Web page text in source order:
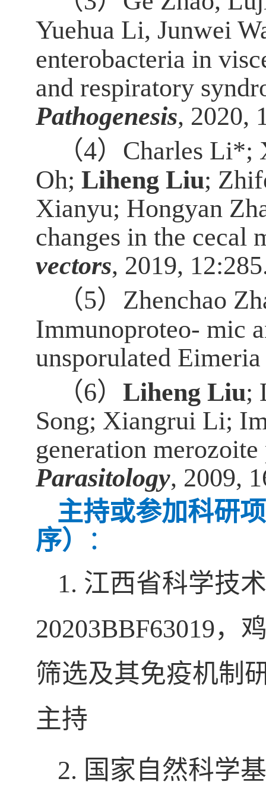
Yuehua Li, Junwei
enterobacteria in
and respiratory
Pathogenesis, 2020,
（4） Charles Li*;
Oh; Liheng Liu;
Xianyu; Hongyan
changes in the cecal
vectors, 2019,
（5） Zhenchao
Immunoproteo- mic
unsporulated
（6） Liheng Liu;
Song; Xiangrui Li;
generation
Parasitology, 2009,
主持或参加科研
序）
：
1. 江西省科学技
20203BBF63019，
筛选及其免疫机制
主持
2. 国家自然科学